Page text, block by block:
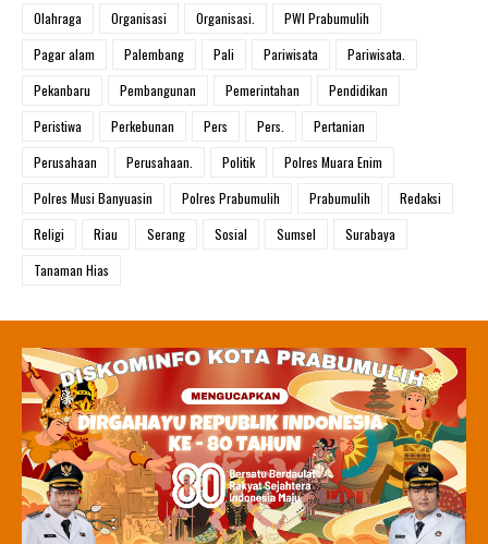
Olahraga
Organisasi Organisasi.
PWI Prabumulih
Pagar alam
Palembang Pali Pariwisata
Pariwisata.
Pekanbaru
Pembangunan Pemerintahan
Pendidikan
Peristiwa
Perkebunan Pers Pers.
Pertanian
Perusahaan
Perusahaan. Politik
Polres Muara Enim
Polres Musi Banyuasin
Polres Prabumulih Prabumulih
Redaksi
Religi
Riau Serang Sosial Sumsel
Surabaya
Tanaman Hias